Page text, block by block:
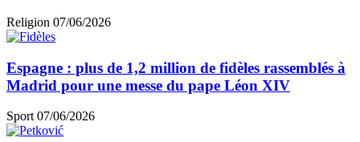
Religion 07/06/2026
Espagne : plus de 1,2 million de fidèles rassemblés à
Madrid pour une messe du pape Léon XIV
Sport 07/06/2026